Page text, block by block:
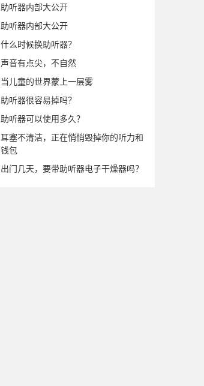
助听器内部大公开
助听器内部大公开
什么时候换助听器？
声音有点尖，不自然
当儿童的世界蒙上一层雾
助听器很容易掉吗？
助听器可以使用多久？
耳塞不清洁，正在悄悄毁掉你的听力和
钱包
出门几天，要带助听器电子干燥器吗？